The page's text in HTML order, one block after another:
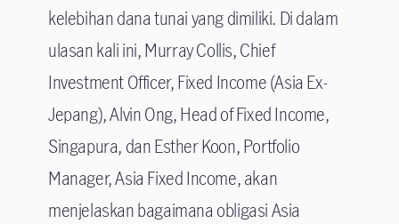
kelebihan dana tunai yang dimiliki. Di dalam
ulasan kali ini, Murray Collis, Chief
Investment Officer, Fixed Income (Asia Ex-
Jepang), Alvin Ong, Head of Fixed Income,
Singapura, dan Esther Koon, Portfolio
Manager, Asia Fixed Income, akan
menjelaskan bagaimana obligasi Asia